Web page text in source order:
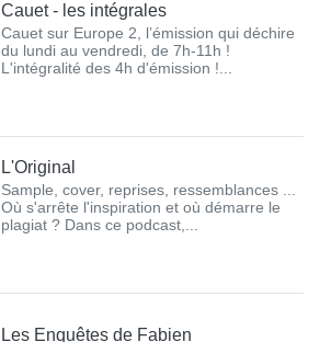
Cauet - les intégrales
Cauet sur Europe 2, l’émission qui déchire
du lundi au vendredi, de 7h-11h !
L'intégralité des 4h d'émission !...
L'Original
Sample, cover, reprises, ressemblances ...
Où s'arrête l'inspiration et où démarre le
plagiat ? Dans ce podcast,...
Les Enquêtes de Fabien